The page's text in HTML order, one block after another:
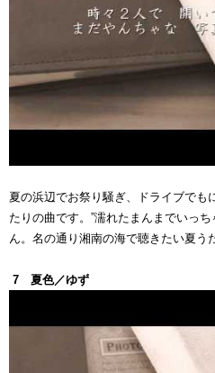
夏の浜辺でお祭り騒ぎ、ドライブでも
たりの曲です。”濡れたまんまでいっ
ん。名の通り湘南の海で聴きたい夏う
7 夏色／ゆず